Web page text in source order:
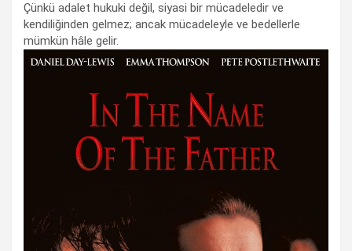
Çünkü adalet hukuki değil, siyasi bir mücadeledir ve
kendiliğinden gelmez; ancak mücadeleyle ve bedellerle
mümkün hâle gelir.